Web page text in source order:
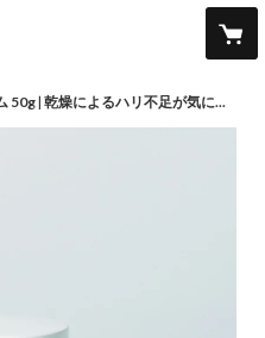
RAクリーム 50g | 乾燥によるハリ不足が気になる肌に。肌を整えるトレチノイン誘導体配合クリー ム。